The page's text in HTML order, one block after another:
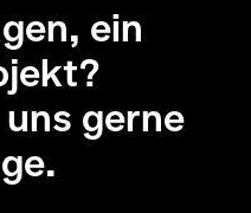
ein
gerne